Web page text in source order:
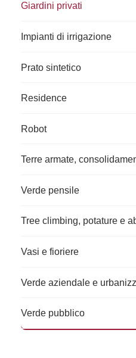
Giardini privati
Impianti di irrigazione
Prato sintetico
Residence
Robot
Terre armate,
Verde pensile
Tree climbing, potature e
Vasi e fioriere
Verde aziendale e
Verde pubblico